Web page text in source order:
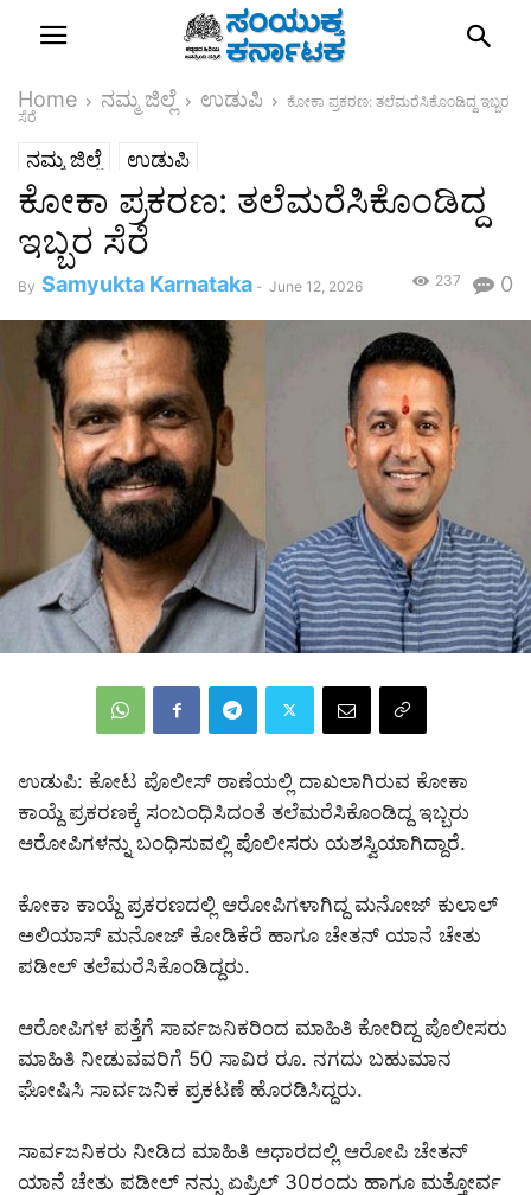
Home ನಮ್ಮ ಜಿಲ್ಲೆ ಉಡುಪಿ
ಕೋಕಾ ಪ್ರಕರಣ: ತಲೆಮರೆಸಿಕೊಂಡಿದ್ದ ಇಬ್ಬರ
ಸೆರೆ
ನಮ್ಮ ಜಿಲ್ಲೆ ಉಡುಪಿ
ಕೋಕಾ ಪ್ರಕರಣ: ತಲೆಮರೆಸಿಕೊಂಡಿದ್ದ
ಇಬ್ಬರ ಸೆರೆ
By Samyukta Karnataka - June 12, 2026 0
237
ಉಡುಪಿ: ಕೋಟ ಪೊಲೀಸ್ ಠಾಣೆಯಲ್ಲಿ ದಾಖಲಾಗಿರುವ ಕೋಕಾ
ಕಾಯ್ದೆ ಪ್ರಕರಣಕ್ಕೆ ಸಂಬಂಧಿಸಿದಂತೆ ತಲೆಮರೆಸಿಕೊಂಡಿದ್ದ ಇಬ್ಬರು
ಆರೋಪಿಗಳನ್ನು ಬಂಧಿಸುವಲ್ಲಿ ಪೊಲೀಸರು ಯಶಸ್ವಿಯಾಗಿದ್ದಾರೆ.
ಕೋಕಾ ಕಾಯ್ದೆ ಪ್ರಕರಣದಲ್ಲಿ ಆರೋಪಿಗಳಾಗಿದ್ದ ಮನೋಜ್ ಕುಲಾಲ್
ಅಲಿಯಾಸ್ ಮನೋಜ್ ಕೋಡಿಕೆರೆ ಹಾಗೂ ಚೇತನ್ ಯಾನೆ ಚೇತು
ಪಡೀಲ್ ತಲೆಮರೆಸಿಕೊಂಡಿದ್ದರು.
ಆರೋಪಿಗಳ ಪತ್ತೆಗೆ ಸಾರ್ವಜನಿಕರಿಂದ ಮಾಹಿತಿ ಕೋರಿದ್ದ ಪೊಲೀಸರು
ಮಾಹಿತಿ ನೀಡುವವರಿಗೆ 50 ಸಾವಿರ ರೂ. ನಗದು ಬಹುಮಾನ
ಘೋಷಿಸಿ ಸಾರ್ವಜನಿಕ ಪ್ರಕಟಣೆ ಹೊರಡಿಸಿದ್ದರು.
ಸಾರ್ವಜನಿಕರು ನೀಡಿದ ಮಾಹಿತಿ ಆಧಾರದಲ್ಲಿ ಆರೋಪಿ ಚೇತನ್
ಯಾನೆ ಚೇತು ಪಡೀಲ್ ನನ್ನು ಏಪ್ರಿಲ್ 30ರಂದು ಹಾಗೂ ಮತ್ತೋರ್ವ